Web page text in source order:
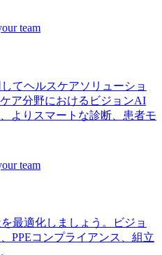
てヘルスケアソリューショ
ア分野におけるビジョンAI
よりスマートな診断、患者モ
最適化しましょう。ビジョ
PPEコンプライアンス、組立